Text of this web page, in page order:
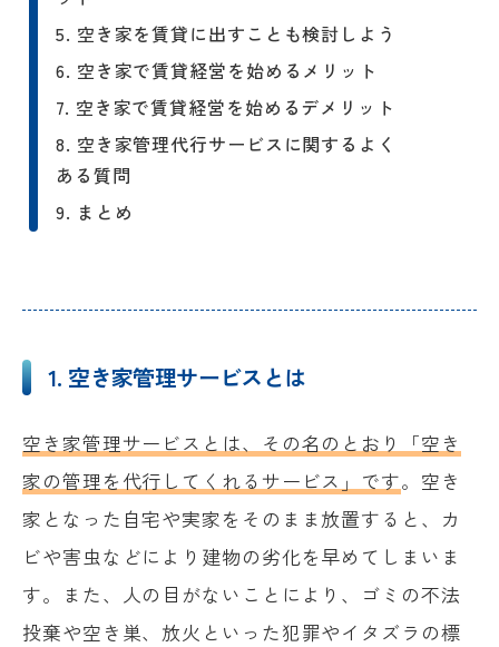
3-2. 不動産の資産価値を維持できる
3-3. 近隣トラブルを防止できる
管理不足により第三者に怪我を
負わせた場合は損害賠償責任も
3-4. 特例の適用外になることを防げ
る
5. 空き家を賃貸に出すことも検討しよう
5-1. そのままの状態で賃貸に出す
5-2. リフォームして賃貸に出す
6. 空き家で賃貸経営を始めるメリット
6-1. 支出に充当できる
6-2. 人が住むことで物件が管理され
る
7. 空き家で賃貸経営を始めるデメリット
7-1. 初期投資が必要になる
7-2. 自分1人での賃貸経営は難しい
8. 空き家管理代行サービスに関するよく
ある質問
8-1. 空き家は誰が管理する？
9. まとめ
1. 空き家管理サービスとは
空き家管理サービスとは、その名のとおり「空き
家の管理を代行してくれるサービス」です。空き
家となった自宅や実家をそのまま放置すると、カ
ビや害虫などにより建物の劣化を早めてしまいま
す。また、人の目がないことにより、ゴミの不法
投棄や空き巣、放火といった犯罪やイタズラの標